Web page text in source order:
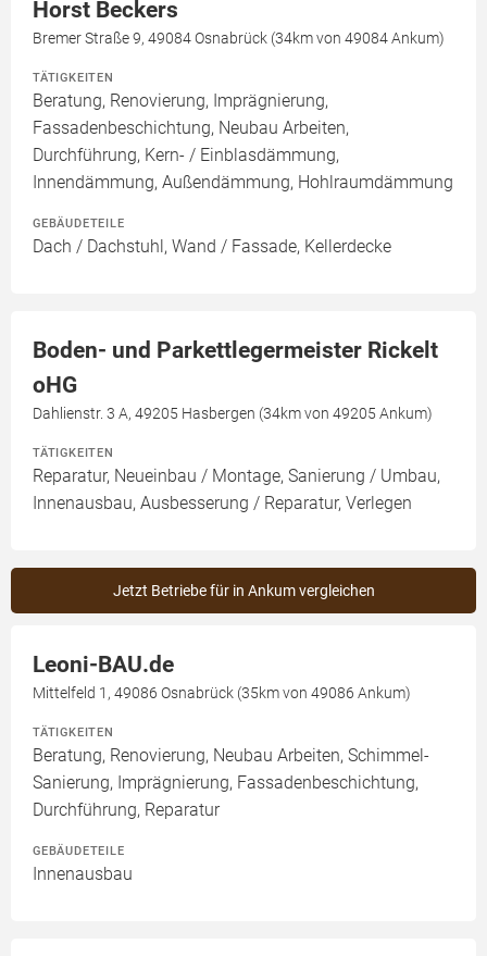
Horst Beckers
Bremer Straße 9, 49084 Osnabrück (34km von 49084 Ankum)
TÄTIGKEITEN
Beratung, Renovierung, Imprägnierung,
Fassadenbeschichtung, Neubau Arbeiten,
Durchführung, Kern- / Einblasdämmung,
Innendämmung, Außendämmung, Hohlraumdämmung
GEBÄUDETEILE
Dach / Dachstuhl, Wand / Fassade, Kellerdecke
Boden- und Parkettlegermeister Rickelt
oHG
Dahlienstr. 3 A, 49205 Hasbergen (34km von 49205 Ankum)
TÄTIGKEITEN
Reparatur, Neueinbau / Montage, Sanierung / Umbau,
Innenausbau, Ausbesserung / Reparatur, Verlegen
Jetzt Betriebe für in Ankum vergleichen
Leoni-BAU.de
Mittelfeld 1, 49086 Osnabrück (35km von 49086 Ankum)
TÄTIGKEITEN
Beratung, Renovierung, Neubau Arbeiten, Schimmel-
Sanierung, Imprägnierung, Fassadenbeschichtung,
Durchführung, Reparatur
GEBÄUDETEILE
Innenausbau